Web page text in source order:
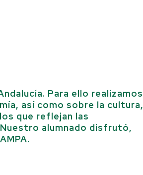
Para ello realizamos
así como sobre la cultura,
que reflejan las
alumnado disfrutó,